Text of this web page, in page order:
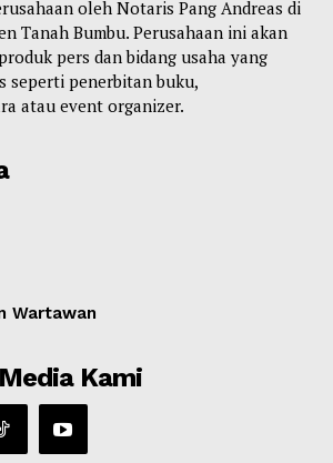
oleh Notaris Pang Andreas di
Tanah Bumbu. Perusahaan ini akan
pers dan bidang usaha yang
seperti penerbitan buku,
atau event organizer.
Wartawan
Kami